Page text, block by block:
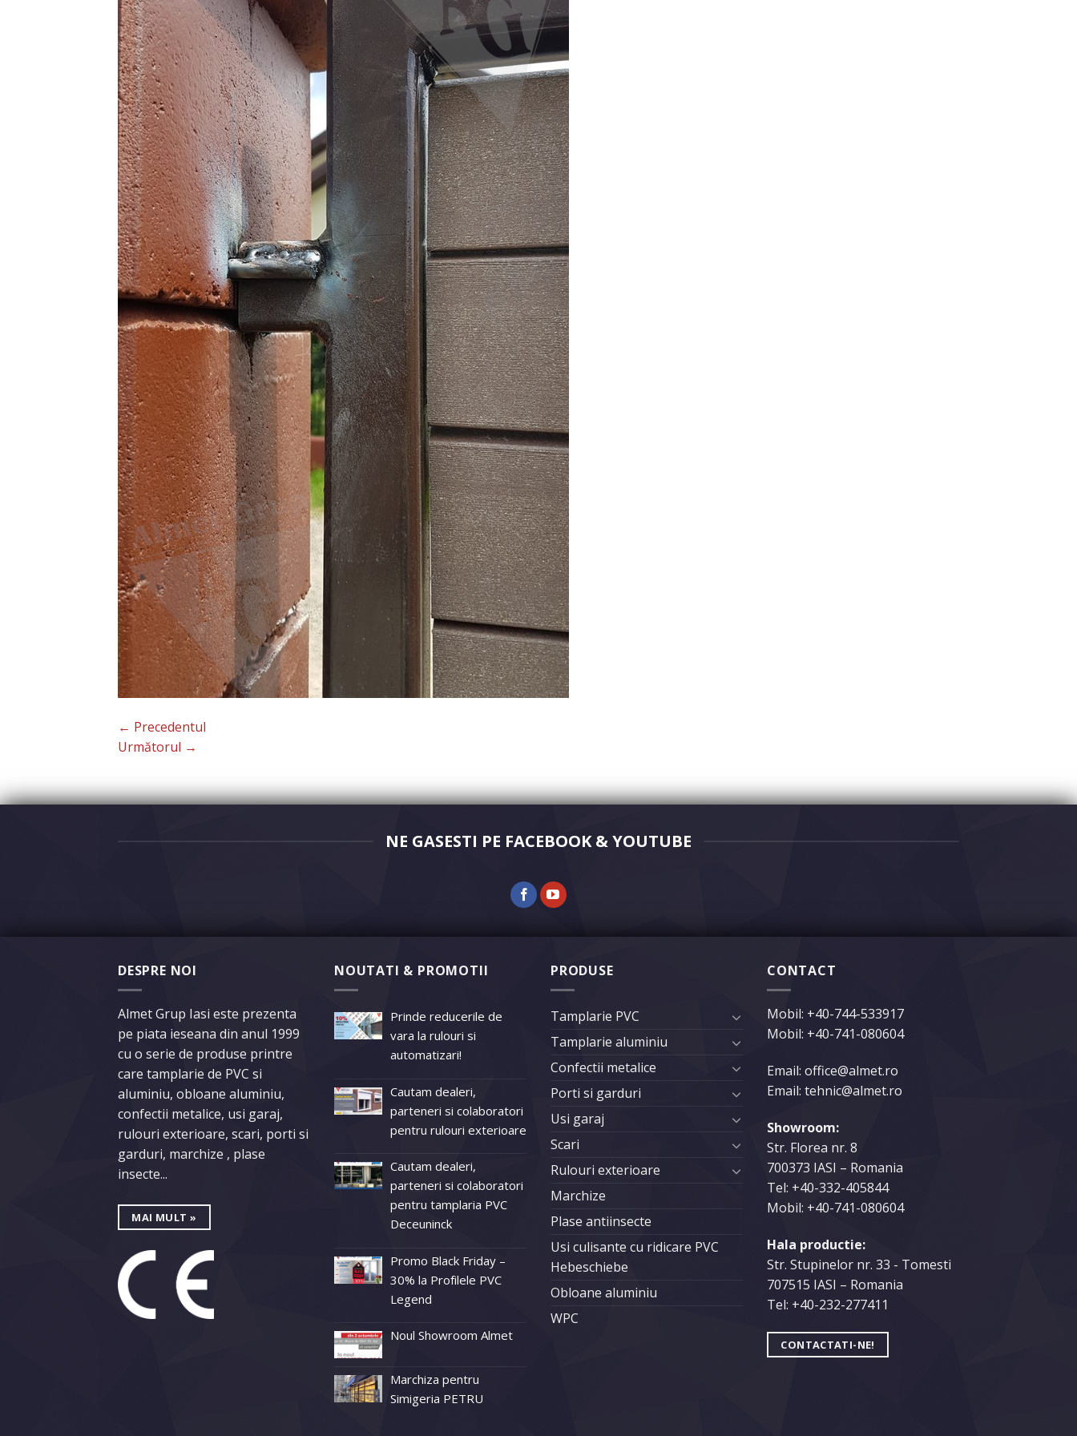
← Precedentul
Următorul →
NE GASESTI PE FACEBOOK & YOUTUBE
DESPRE NOI
Almet Grup Iasi este prezenta
pe piata ieseana din anul 1999
cu o serie de produse printre
care tamplarie de PVC si
aluminiu, obloane aluminiu,
confectii metalice, usi garaj,
rulouri exterioare, scari, porti si
garduri, marchize , plase
insecte...
MAI MULT »
NOUTATI & PROMOTII
Prinde reducerile de
vara la rulouri si
automatizari!
Cautam dealeri,
parteneri si colaboratori
pentru rulouri exterioare
Cautam dealeri,
parteneri si colaboratori
pentru tamplaria PVC
Deceuninck
Promo Black Friday –
30% la Profilele PVC
Legend
Noul Showroom Almet
Marchiza pentru
Simigeria PETRU
PRODUSE
Tamplarie PVC
Tamplarie aluminiu
Confectii metalice
Porti si garduri
Usi garaj
Scari
Rulouri exterioare
Marchize
Plase antiinsecte
Usi culisante cu ridicare PVC
Hebeschiebe
Obloane aluminiu
WPC
CONTACT
Mobil: +40-744-533917
Mobil: +40-741-080604
Email: office@almet.ro
Email: tehnic@almet.ro
Showroom:
Str. Florea nr. 8
700373 IASI – Romania
Tel: +40-332-405844
Mobil: +40-741-080604
Hala productie:
Str. Stupinelor nr. 33 - Tomesti
707515 IASI – Romania
Tel: +40-232-277411
CONTACTATI-NE!